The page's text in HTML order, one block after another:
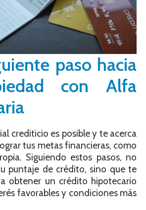
paso hacia
con Alfa
crediticio es posible y te acerca
tus metas financieras, como
Siguiendo estos pasos, no
puntaje de crédito, sino que te
obtener un crédito hipotecario
favorables y condiciones más